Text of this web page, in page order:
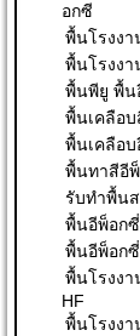
อกซี
พื้นโรงงา
พื้นโรงงา
พื้นพียู พื้น
พื้นเคลือ
พื้นเคลือ
พื้นทาสีอี
รับทำพื้น
พื้นอีพ็อก
พื้นอีพ็อก
พื้นโรงงา
HF
พื้นโรงงา